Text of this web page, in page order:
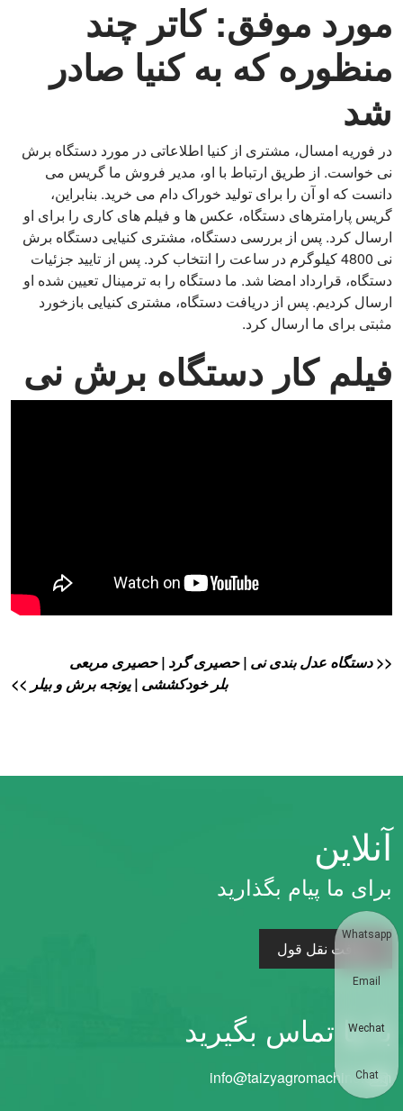
مورد موفق: کاتر چند
منظوره که به کنیا صادر
شد
در فوریه امسال، مشتری از کنیا اطلاعاتی در مورد دستگاه برش
نی خواست. از طریق ارتباط با او، مدیر فروش ما گریس می
دانست که او آن را برای تولید خوراک دام می خرید. بنابراین،
گریس پارامترهای دستگاه، عکس ها و فیلم های کاری را برای او
ارسال کرد. پس از بررسی دستگاه، مشتری کنیایی دستگاه برش
نی 4800 کیلوگرم در ساعت را انتخاب کرد. پس از تایید جزئیات
دستگاه، قرارداد امضا شد. ما دستگاه را به ترمینال تعیین شده او
ارسال کردیم. پس از دریافت دستگاه، مشتری کنیایی بازخورد
مثبتی برای ما ارسال کرد.
فیلم کار دستگاه برش نی
<< دستگاه عدل بندی نی | حصیری گرد | حصیری مربعی
بلر خودکششی | یونجه برش و بیلر >>
آنلاین
برای ما پیام بگذارید
دریافت نقل قول
با ما تماس بگیرید
info@taizyagromachine.com
Whatsapp
Email
Wechat
Chat